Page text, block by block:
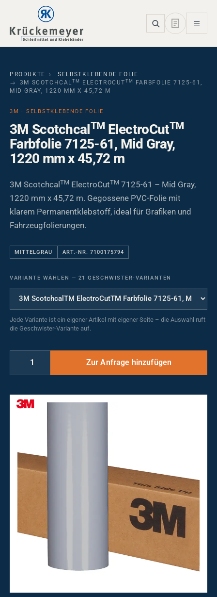
Skip to main navigation
Skip to main content
Skip to page footer
PRODUKTE
SELBSTKLEBENDE FOLIE
3M SCOTCHCAL TM ELECTROCUT TM
FARBFOLIE 7125-61,
MID GRAY, 1220 MM X 45,72 M
3M · SELBSTKLEBENDE FOLIE
3M ScotchcalTMElectroCutTM
Farbfolie 7125-61, Mid Gray,
1220 mm x 45,72 m
3M Scotchcal TM ElectroCutTM 7125-61 – Mid Gray,
1220 mm x 45,72 m. Gegossene PVC-Folie mit
klarem Permanentklebstoff, ideal für Grafiken und
Fahrzeugfolierungen.
MITTELGRAU ART.-NR. 7100175794
VARIANTE WÄHLEN — 21 GESCHWISTER-VARIANTEN
Jede Variante ist ein eigener Artikel mit eigener Seite – die Auswahl ruft
die Geschwister-Variante auf.